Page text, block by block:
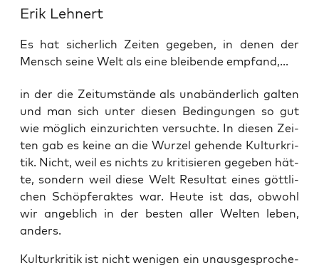
Erik Lehnert
Es hat sicherlich Zeiten gegeben, in denen der
Mensch seine Welt als eine bleibende empfand,...
in der die Zeit­um­stän­de als unab­än­der­lich gal­ten
und man sich unter die­sen Bedin­gun­gen so gut
wie mög­lich ein­zu­rich­ten ver­such­te. In die­sen Zei­
ten gab es kei­ne an die Wur­zel gehen­de Kul­tur­kri­
tik. Nicht, weil es nichts zu kri­ti­sie­ren gege­ben hät­
te, son­dern weil die­se Welt Resul­tat eines gött­li­
chen Schöp­fer­ak­tes war. Heu­te ist das, obwohl
wir angeb­lich in der bes­ten aller Wel­ten leben,
anders.
Kul­tur­kri­tik ist nicht weni­gen ein unaus­ge­spro­che­